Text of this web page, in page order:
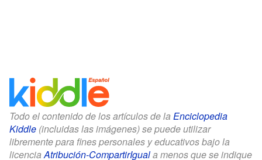
Todo el contenido de los artículos de la Enciclopedia
Kiddle (incluidas las imágenes) se puede utilizar
libremente para fines personales y educativos bajo la
licenciaAtribución-CompartirIguala menos que se indique